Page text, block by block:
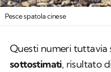
Pesce spatola cinese
Questi numeri
sottostimati, risultato